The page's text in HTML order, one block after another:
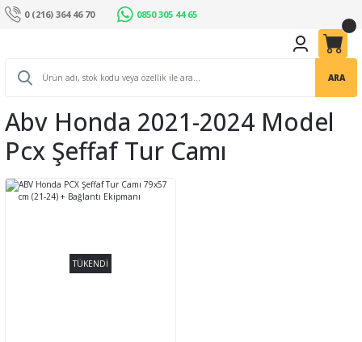
0 (216) 364 46 70 0850 305 44 65
ARA
Abv Honda 2021-2024 Model
Pcx Şeffaf Tur Camı
TÜKENDİ